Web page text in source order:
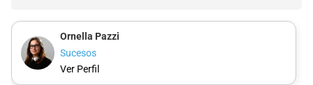
Ornella Pazzi
Sucesos
Ver Perfil